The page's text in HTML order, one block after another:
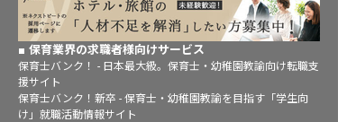
保育業界の求職者様向けサービス
保育士バンク！ - 日本最大級。保育士・幼稚園教諭向け転職支
援サイト
保育士バンク！新卒 - 保育士・幼稚園教諭を目指す「学生向
け」就職活動情報サイト